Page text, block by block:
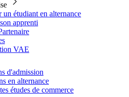
étudiant en alternance
apprenti
VAE
d'admission
en alternance
études de commerce